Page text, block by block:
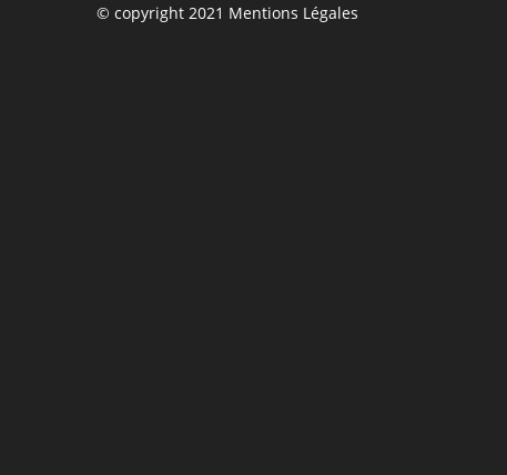
© copyright 2021 Mentions Légales